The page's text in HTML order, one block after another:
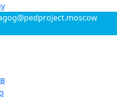
для педагогов